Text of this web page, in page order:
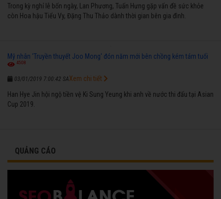
Trong kỳ nghỉ lễ bốn ngày, Lan Phương, Tuấn Hưng gặp vấn đề sức khỏe
còn Hoa hậu Tiểu Vy, Đặng Thu Thảo dành thời gian bên gia đình.
Mỹ nhân 'Truyền thuyết Joo Mong' đón năm mới bên chồng kém tám tuổi
4508
03/01/2019 7:00:42 SA
Han Hye Jin hội ngộ tiền vệ Ki Sung Yeung khi anh về nước thi đấu tại Asian
Cup 2019.
Xem chi tiết
QUẢNG CÁO